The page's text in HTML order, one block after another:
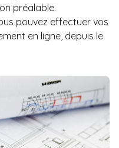
préalable.
pouvez effectuer vos
en ligne, depuis le